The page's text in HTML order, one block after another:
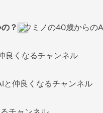
？ ウミノの40歳からの
良くなるチャンネル
と仲良くなるチャンネル